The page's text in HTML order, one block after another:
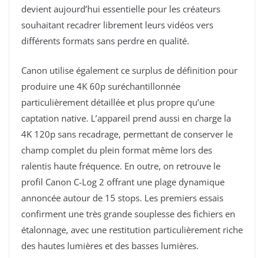
devient aujourd’hui essentielle pour les créateurs
souhaitant recadrer librement leurs vidéos vers
différents formats sans perdre en qualité.
Canon utilise également ce surplus de définition pour
produire une 4K 60p suréchantillonnée
particulièrement détaillée et plus propre qu’une
captation native. L’appareil prend aussi en charge la
4K 120p sans recadrage, permettant de conserver le
champ complet du plein format même lors des
ralentis haute fréquence. En outre, on retrouve le
profil Canon C-Log 2 offrant une plage dynamique
annoncée autour de 15 stops. Les premiers essais
confirment une très grande souplesse des fichiers en
étalonnage, avec une restitution particulièrement riche
des hautes lumières et des basses lumières.